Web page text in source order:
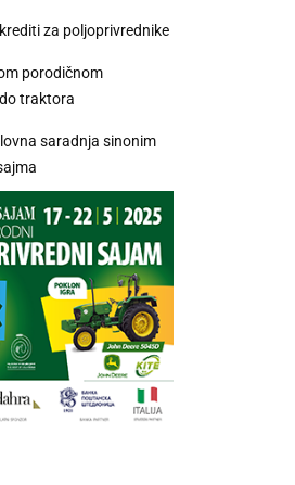
za poljoprivrednike
porodičnom
traktora
saradnja sinonim